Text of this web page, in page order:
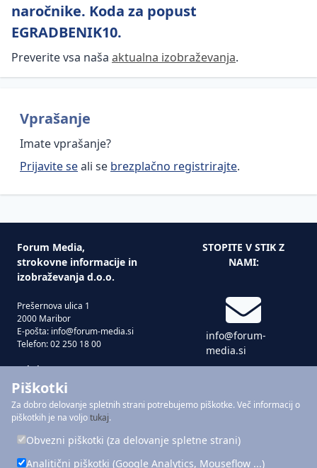
naročnike. Koda za popust
EGRADBENIK10.
Preverite vsa naša aktualna izobraževanja.
Vprašanje
Imate vprašanje?
Prijavite seali se brezplačno registrirajte.
Forum Media,
strokovne informacije in
izobraževanja d.o.o.
Prešernova ulica 1
2000 Maribor
E-pošta: info@forum-media.si
Telefon: 02 250 18 00
Tukaj smo za vas!
Pon – čet: 08.00 – 16.00
Pet: 08.00 – 15.00
Forum Media je del skupine
MEDIA GROUP
STOPITE V STIK Z
NAMI:
info@forum-
media.si
Piškotki
Za dobro delovanje spletnih strani potrebujemo piškotke. Več informacij o
piškotkih je na voljotukaj.
Obvezni piškotki (za delovanje spletne strani)
Analitični piškotki (Google Analytics, Mouseflow ...)